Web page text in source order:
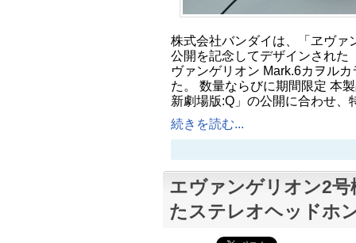
株式会社バンダイは、「ヱヴァ
公開を記念してデザインされた
ヴァンゲリオン Mark.6カヲル
た。 数量ならびに期間限定 本
新劇場版:Q」の公開に合わせ
続きを読む...
エヴァンゲリオン2
たステレオヘッドホ